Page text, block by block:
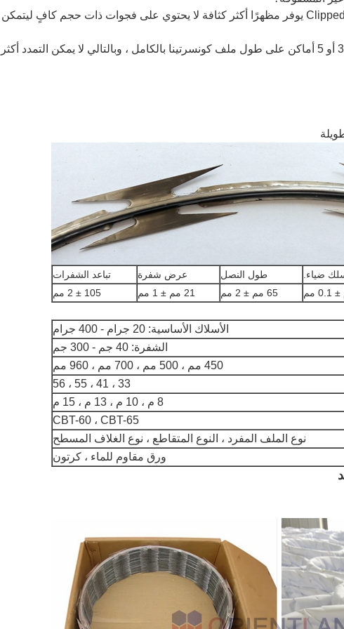
الإجابة البسيطة هي أن سلك Clipped Razor يوفر مظهرًا أكثر كثافة لا يحتوي على فجوات ذات حجم كافٍ ليتمكن
يتم قطع كل حلقة إلى التالية إما في 3 أو 5 أماكن على طول ملف كونسرتينا بالكامل ، وبالتالي لا يمكن التمدد
ضياء. طول النصل عرض شفرة
تباعد الشفرات
65 مم ± 2 مم 21 مم ± 1 مم 105 ± 2 مم
الأسلاك الأساسية: 20 جرام - 400 جرام
الشفرة: 40 جم - 300 جم
450 مم ، 500 مم ، 700 مم ، 960 مم
33 ، 41 ، 55 ، 56
8 م ، 10 م ، 13 م ، 15 م
CBT-60 ، CBT-65
نوع الملف المفرد ، النوع المتقاطع ، نوع الغلاف المسطح
ورق مقاوم للماء ، كرتون